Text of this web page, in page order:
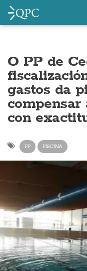
O PP de
gastos da
compensar
con
PP PISCINA